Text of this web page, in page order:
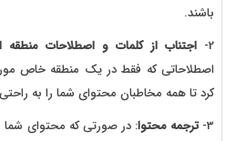
باشند.
2-
اجتناب از کلمات و اصطلاحات منطقه
اصطلاحاتی که فقط در یک منطقه خاص مورد
کرد تا همه مخاطبان محتوای شما را به
3- ترجمه محتوا: در صورتی که محتوای شما